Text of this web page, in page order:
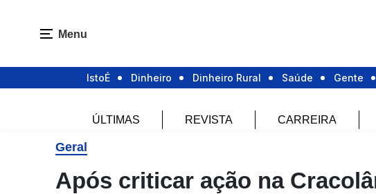
Menu
IstoÉ Dinheiro Dinheiro Rural Saúde Gente
ÚLTIMAS REVISTA CARREIRA
Geral
Após criticar ação na